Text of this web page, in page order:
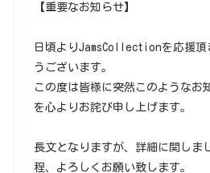
【重要なお知らせ】
日頃よりJamsCollectionを応援頂
うございます。
この度は皆様に突然このようなお
を心よりお詫び申し上げます。
長文となりますが、詳細に関しま
程、よろしくお願い致します。